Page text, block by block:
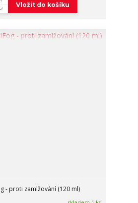
Vložit do košíku
- proti zamlžování (120 ml)